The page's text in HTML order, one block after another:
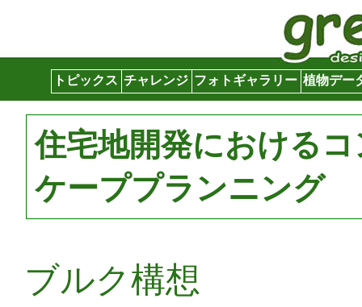
トピックス チャレンジ フォトギャラリー 植物デー
住宅地開発における
ケーププランニング
ブルク構想